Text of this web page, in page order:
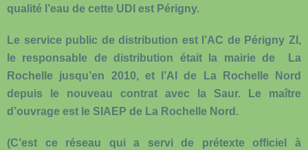
qualité l’eau de cette UDI est Périgny.
Le service public de distribution est l’AC de Périgny ZI,
le responsable de distribution était la mairie de La
Rochelle jusqu’en 2010, et l’AI de La Rochelle Nord
depuis le nouveau contrat avec la Saur. Le maître
d’ouvrage est le SIAEP de La Rochelle Nord.
(C’est ce réseau qui a servi de prétexte officiel à